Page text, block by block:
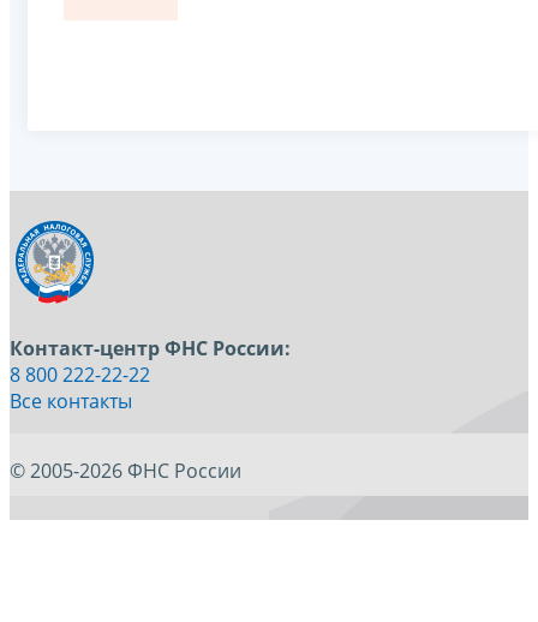
Контакт-центр ФНС России:
8 800 222-22-22
Все контакты
© 2005-2026 ФНС России